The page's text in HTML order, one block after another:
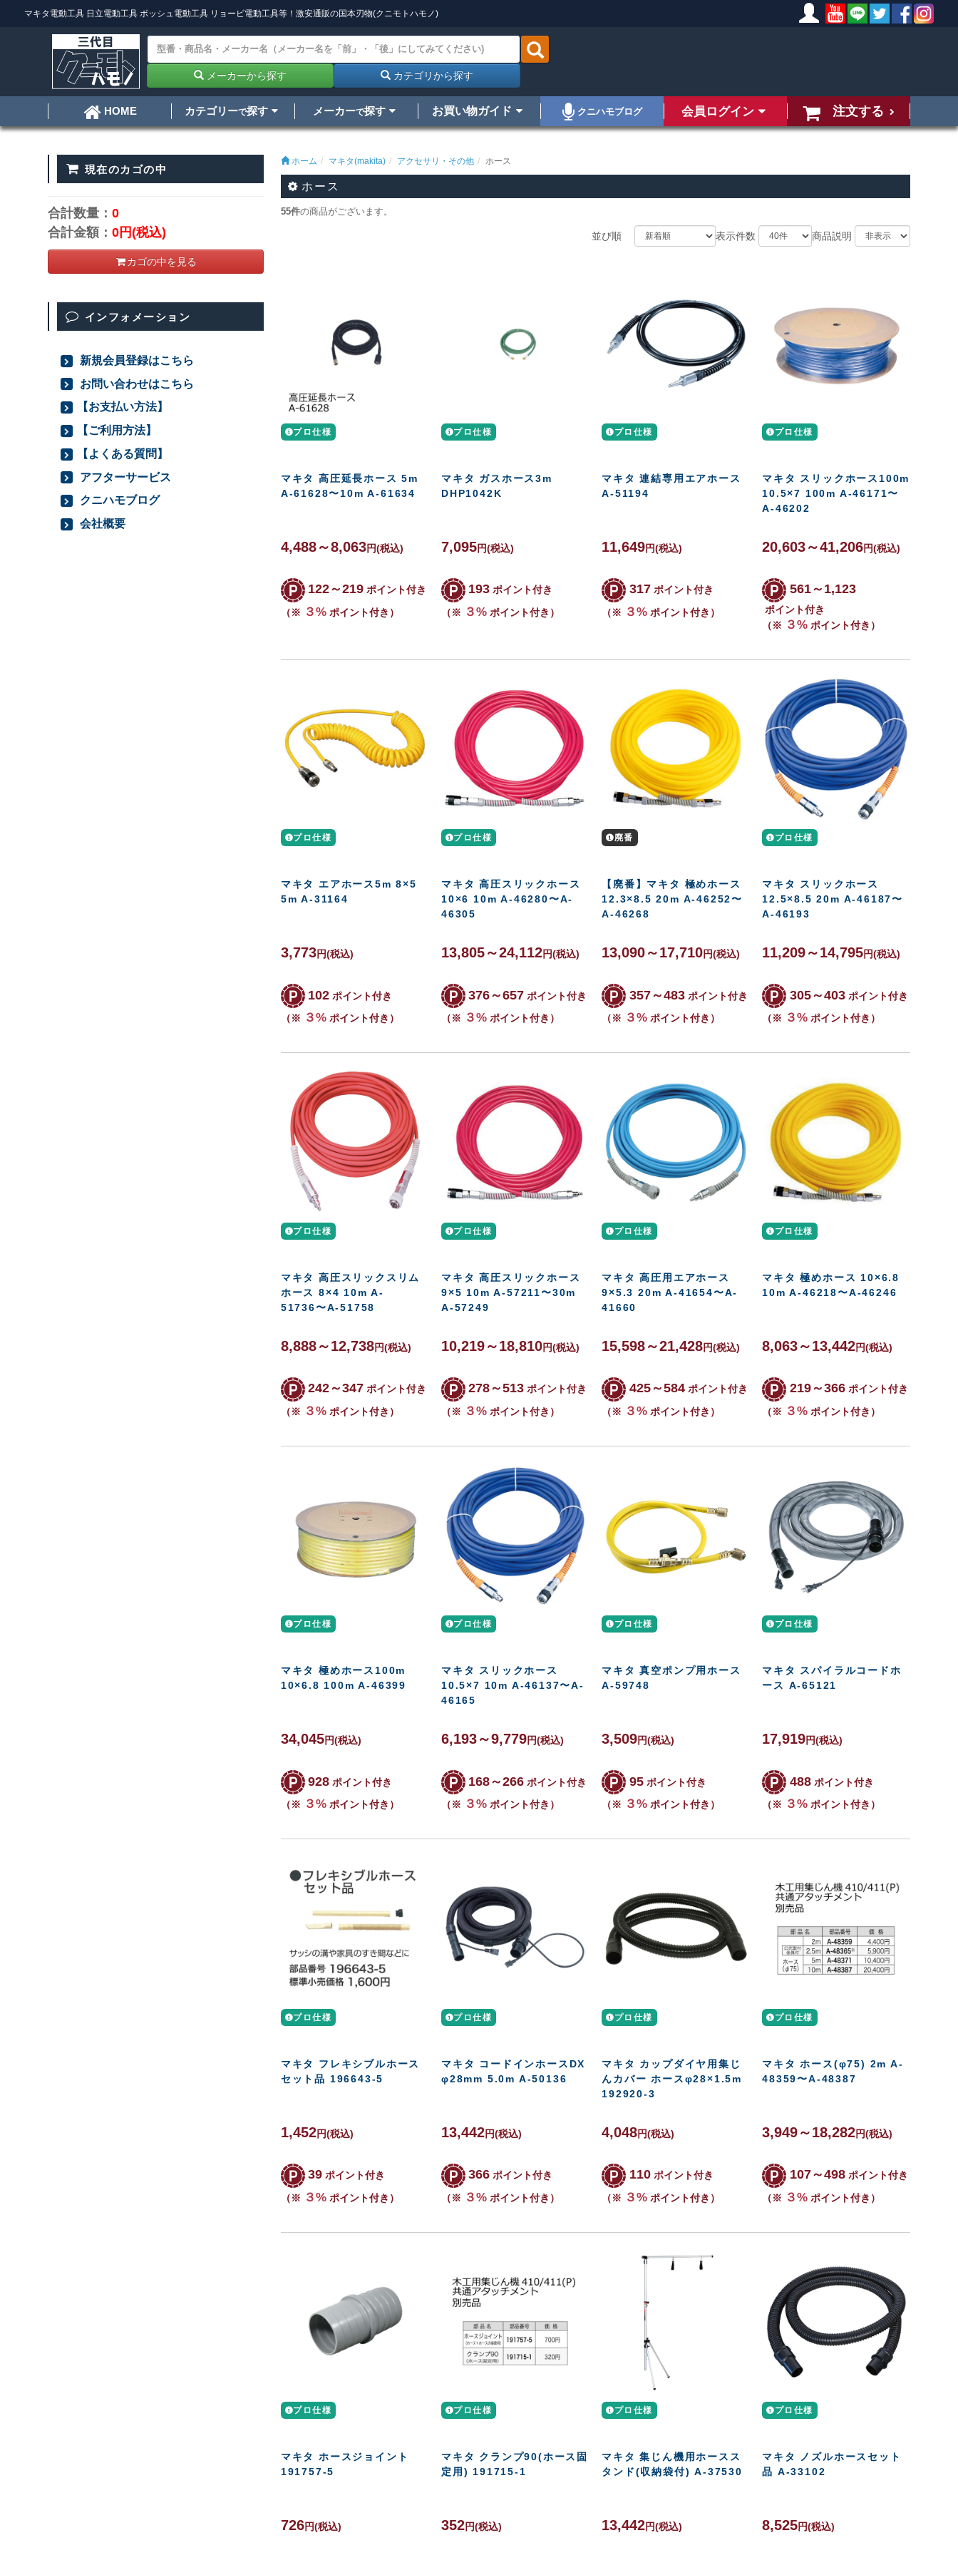
マキタ電動工具 日立電動工具 ボッシュ電動工具 リョービ電動工具等！激安通販の国本刃物(クニモトハモノ)
メーカーから探す カテゴリから探す
HOME カテゴリーで探す メーカーで探す お買い物ガイド クニハモブログ 会員ログイン 注文する
ホーム マキタ(makita) アクセサリ・その他 ホース
ホース
55件の商品がございます。
並び順 表示件数 商品説明
プロ仕様
マキタ 高圧延長ホース 5m
A-61628〜10m A-61634
4,488～8,063円(税込)
122～219 ポイント付き
（※ ３%ポイント付き）
プロ仕様
マキタ ガスホース3m
DHP1042K
7,095円(税込)
193 ポイント付き
（※ ３%ポイント付き）
プロ仕様
マキタ 連結専用エアホース
A-51194
11,649円(税込)
317ポイント付き
（※ ３% ポイント付き）
プロ仕様
マキタ スリックホース100m
10.5×7 100m A-46171〜
A-46202
20,603～41,206円(税込)
561～1,123
ポイント付き
（※ ３% ポイント付き）
プロ仕様
マキタ エアホース5m 8×5
5m A-31164
3,773円(税込)
102 ポイント付き
（※ ３%ポイント付き）
プロ仕様
マキタ 高圧スリックホース
10×6 10m A-46280〜A-
46305
13,805～24,112円(税込)
376～657 ポイント付き
（※ ３%ポイント付き）
廃番
【廃番】マキタ 極めホース
12.3×8.5 20m A-46252〜
A-46268
13,090～17,710円(税込)
357～483ポイント付き
（※ ３% ポイント付き）
プロ仕様
マキタ スリックホース
12.5×8.5 20m A-46187〜
A-46193
11,209～14,795円(税込)
305～403ポイント付き
（※ ３% ポイント付き）
プロ仕様
マキタ 高圧スリックスリム
ホース 8×4 10m A-
51736〜A-51758
8,888～12,738円(税込)
242～347 ポイント付き
（※ ３%ポイント付き）
プロ仕様
マキタ 高圧スリックホース
9×5 10m A-57211〜30m
A-57249
10,219～18,810円(税込)
278～513 ポイント付き
（※ ３%ポイント付き）
プロ仕様
マキタ 高圧用エアホース
9×5.3 20m A-41654〜A-
41660
15,598～21,428円(税込)
425～584ポイント付き
（※ ３% ポイント付き）
プロ仕様
マキタ 極めホース 10×6.8
10m A-46218〜A-46246
8,063～13,442円(税込)
219～366ポイント付き
（※ ３% ポイント付き）
プロ仕様
マキタ 極めホース100m
10×6.8 100m A-46399
34,045円(税込)
928 ポイント付き
（※ ３%ポイント付き）
プロ仕様
マキタ スリックホース
10.5×7 10m A-46137〜A-
46165
6,193～9,779円(税込)
168～266 ポイント付き
（※ ３%ポイント付き）
プロ仕様
マキタ 真空ポンプ用ホース
A-59748
3,509円(税込)
95ポイント付き
（※ ３% ポイント付き）
プロ仕様
マキタ スパイラルコードホ
ース A-65121
17,919円(税込)
488ポイント付き
（※ ３% ポイント付き）
プロ仕様
マキタ フレキシブルホース
セット品 196643-5
1,452円(税込)
39 ポイント付き
（※ ３%ポイント付き）
プロ仕様
マキタ コードインホースDX
φ28mm 5.0m A-50136
13,442円(税込)
366 ポイント付き
（※ ３%ポイント付き）
プロ仕様
マキタ カップダイヤ用集じ
んカバー ホースφ28×1.5m
192920-3
4,048円(税込)
110ポイント付き
（※ ３% ポイント付き）
プロ仕様
マキタ ホース(φ75) 2m A-
48359〜A-48387
3,949～18,282円(税込)
107～498ポイント付き
（※ ３% ポイント付き）
プロ仕様
マキタ ホースジョイント
191757-5
726円(税込)
プロ仕様
マキタ クランプ90(ホース固
定用) 191715-1
352円(税込)
プロ仕様
マキタ 集じん機用ホースス
タンド(収納袋付) A-37530
13,442円(税込)
プロ仕様
マキタ ノズルホースセット
品 A-33102
8,525円(税込)
現在のカゴの中
合計数量：0
合計金額：0円(税込)
カゴの中を見る
インフォメーション
新規会員登録はこちら
お問い合わせはこちら
【お支払い方法】
【ご利用方法】
【よくある質問】
アフターサービス
クニハモブログ
会社概要